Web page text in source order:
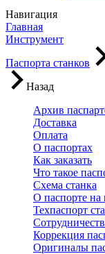
Навигация
Главная
Инструмент
Паспорта станков
Назад
Архив
Доставка
Оплата
О паспортах
Как заказать
Что такое
Схема станка
О паспорте на
Техпаспорт
Коррекция
Оригиналы